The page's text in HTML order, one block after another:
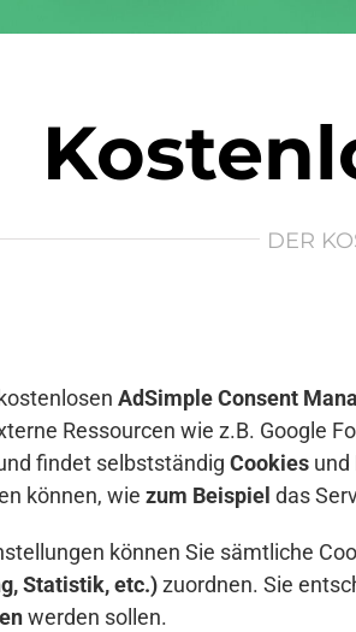
DER
AdSimple Consent
Ressourcen wie z.B. Google
findet selbstständig Cookies und
können, wie zum Beispiel das
können Sie sämtliche
Statistik, etc.)zuordnen. Sie
werden sollen.